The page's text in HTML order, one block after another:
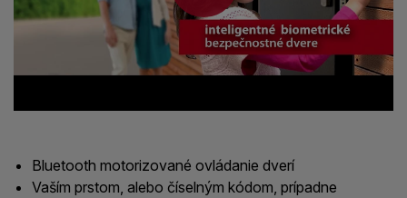
Bluetooth motorizované ovládanie dverí
Vaším prstom, alebo číselným kódom, prípadne